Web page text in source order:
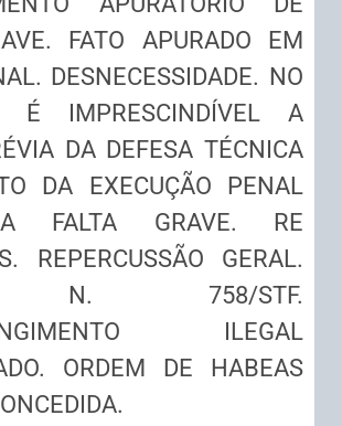
FATO APURADO EM
DESNECESSIDADE. NO
É IMPRESCINDÍVEL A
DA DEFESA TÉCNICA
DA EXECUÇÃO PENAL
FALTA GRAVE. RE
REPERCUSSÃO GERAL.
N. 758/STF.
ILEGAL
ORDEM DE HABEAS